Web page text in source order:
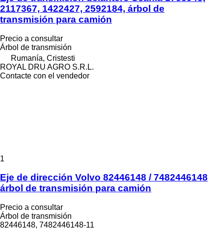
2117367, 1422427, 2592184, árbol de
transmisión para camión
Precio a consultar
Árbol de transmisión
Rumanía, Cristesti
ROYAL DRU AGRO S.R.L.
Contacte con el vendedor
1
Eje de dirección Volvo 82446148 / 7482446148
árbol de transmisión para camión
Precio a consultar
Árbol de transmisión
82446148, 7482446148-11